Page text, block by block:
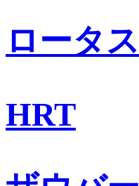
ロータス
HRT